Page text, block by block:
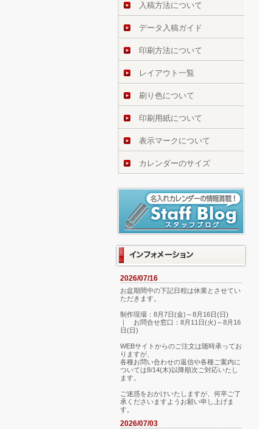
入稿方法について
データ入稿ガイド
印刷方法について
レイアウト一覧
刷り色について
印刷用紙について
表示マークについて
カレンダーのサイズ
2026/07/16
お盆期間中の下記日程は休業とさせてい
ただきます。
制作現場：8月7日(金)～8月16日(日)
｜ お問合せ窓口：8月11日(火)～8月16
日(日)
WEBサイトからのご注文は随時承ってお
りますが、
各種お問い合わせの返信や各種ご案内に
ついては8/14(木)以降順次ご対応いたし
ます。
ご迷惑をおかけいたしますが、何卒ご了
承くださいますようお願い申し上げま
す。
2026/07/03